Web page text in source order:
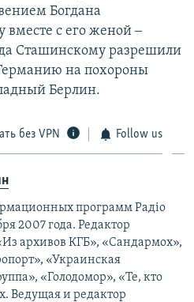
Богдана
вместе с его женой ‒
Сташинскому разрешили
на похороны
Берлин.
без VPN Follow us
программ Радіо
2007 года. Редактор
архивов КГБ», «Сандармох»,
«Украинская
«Голодомор», «Те, кто
Ведущая и редактор